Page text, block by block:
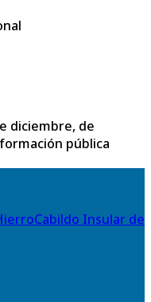
diciembre, de
pública
Cabildo Insular de